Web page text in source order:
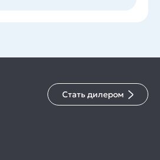
Стать дилером